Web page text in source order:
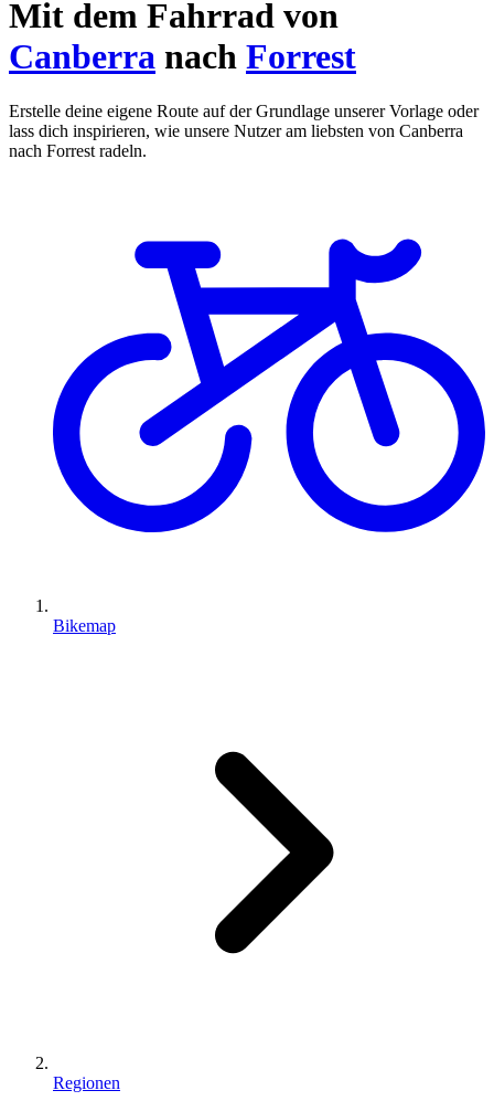
Mit dem Fahrrad von
Canberra nach Forrest
Erstelle deine eigene Route auf der Grundlage unserer Vorlage oder
lass dich inspirieren, wie unsere Nutzer am liebsten von Canberra
nach Forrest radeln.
Bikemap
Regionen